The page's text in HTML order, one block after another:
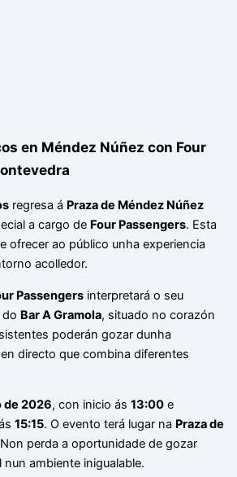
en Méndez Núñez con Four
regresa á Praza de Méndez Núñez
a cargo de Four Passengers. Esta
ofrecer ao público unha experiencia
acolledor.
Passengersinterpretará o seu
Bar A Gramola, situado no corazón
poderán gozar dunha
directo que combina diferentes
de 2026, con inicio ás 13:00e
15:15. O evento terá lugar na Praza de
perda a oportunidade de gozar
ambiente inigualable.